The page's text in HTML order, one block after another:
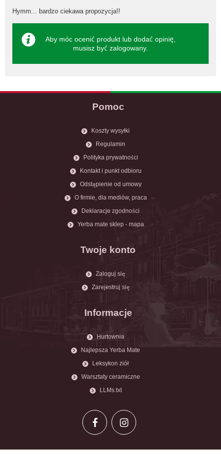
Hymm... bardzo ciekawa propozycja!!
Aby móc ocenić produkt lub dodać opinię,
musisz być zalogowany.
Pomoc
Koszty wysyłki
Regulamin
Polityka prywatności
Kontakt i punkt odbioru
Odstąpienie od umowy
O firmie, dla mediów, praca
Deklaracje zgodności
Yerba mate sklep - mapa
Twoje konto
Zaloguj się
Zarejestruj się
Informacje
Hurtownia
Najlepsza Yerba Mate
Leksykon ziół
Warsztaty ceramiczne
LLMs.txt